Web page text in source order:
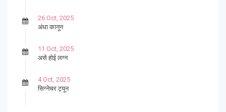
26 Oct, 2025
अंधा कानून
11 Oct, 2025
असे होई लग्न
4 Oct, 2025
सिग्नेचर ट्यून